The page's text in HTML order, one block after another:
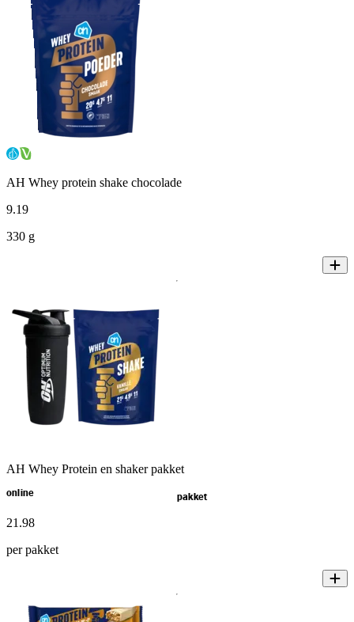
AH Whey protein shake chocolade
9.19
330 g
AH Whey Protein en shaker pakket
online pakket
21 .98
per pakket